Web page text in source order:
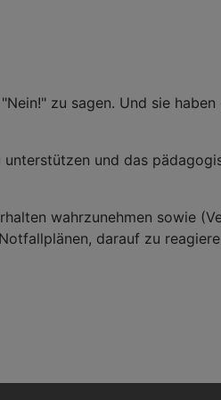
zu sagen. Und sie haben
und das
wahrzunehmen sowie
darauf zu